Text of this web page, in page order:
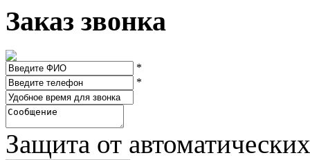
Заказ звонка
*
*
Защита от